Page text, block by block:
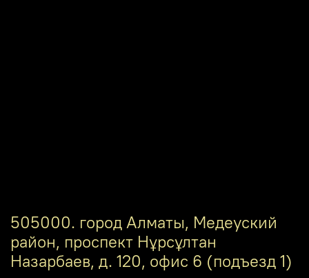
505000. город Алматы, Медеуский
район, проспект Нұрсұлтан
Назарбаев, д. 120, офис 6 (подъезд 1)